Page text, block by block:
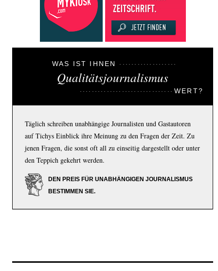
WAS IST IHNEN
Qualitätsjournalismus
WERT?
Täglich schreiben unabhängige Journalisten und Gastautoren
auf Tichys Einblick ihre Meinung zu den Fragen der Zeit. Zu
jenen Fragen, die sonst oft all zu einseitig dargestellt oder unter
den Teppich gekehrt werden.
DEN PREIS FÜR UNABHÄNGIGEN JOURNALISMUS
BESTIMMEN SIE.